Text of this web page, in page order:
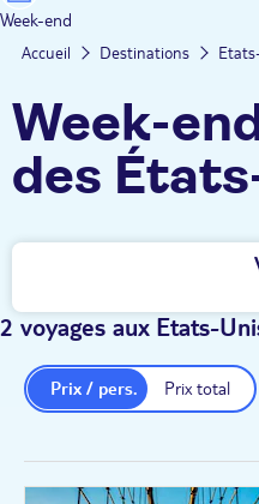
Week-end
Accueil Destinations
Week-
des
2 voyages aux Etats-
Prix total
Prix / pers.